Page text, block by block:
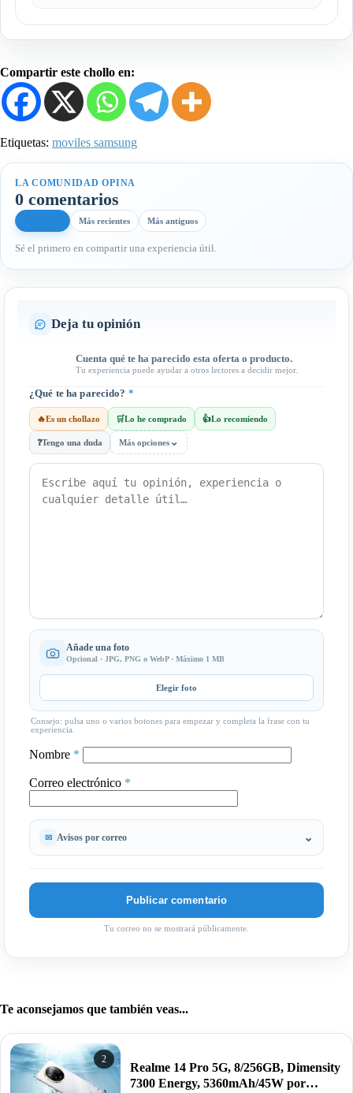
Compartir este chollo en:
Etiquetas: moviles samsung
LA COMUNIDAD OPINA
0 comentarios
Más recientes Más antiguos
Sé el primero en compartir una experiencia útil.
Deja tu opinión
Cuenta qué te ha parecido esta oferta o producto.
Tu experiencia puede ayudar a otros lectores a decidir mejor.
¿Qué te ha parecido? *
🔥Es un chollazo 🛒Lo he comprado 👍Lo recomiendo
❓Tengo una duda Más opciones ⌄
Añade una foto
Opcional · JPG, PNG o WebP · Máximo 1 MB
Elegir foto
Consejo: pulsa uno o varios botones para empezar y completa la frase con tu
experiencia.
Nombre *
Correo electrónico *
Avisos por correo
Tu correo no se mostrará públicamente.
Te aconsejamos que también veas...
2
Realme 14 Pro 5G, 8/256GB, Dimensity
7300 Energy, 5360mAh/45W por